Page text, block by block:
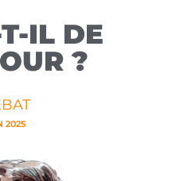
IL DE
?
2025